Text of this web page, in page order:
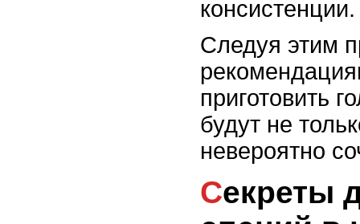
консистенции.
Следуя этим
приготовить
будут не
невероятно
Секреты добавления